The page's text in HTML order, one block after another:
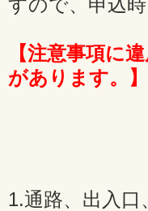
すので、申込
【注意事項に
があります。】
1.通路、出入